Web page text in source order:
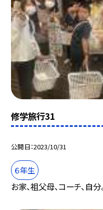
修学旅行31
公開日 2023/10/31
６年生
お家、祖父母、コーチ、自